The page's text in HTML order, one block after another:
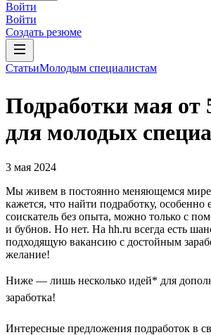
Войти
Войти
Создать резюме
СтатьиМолодым специалистам
Подработки мая от
для молодых
3 мая 2024
Мы живем в постоянно меняющемся
кажется, что найти подработку, особенно
соискатель без опыта, можно только с
и бубнов. Но нет. На hh.ru всегда есть
подходящую вакансию с достойным
желание!
Ниже — лишь несколько идей* для
заработка!
Интересные предложения подработок в